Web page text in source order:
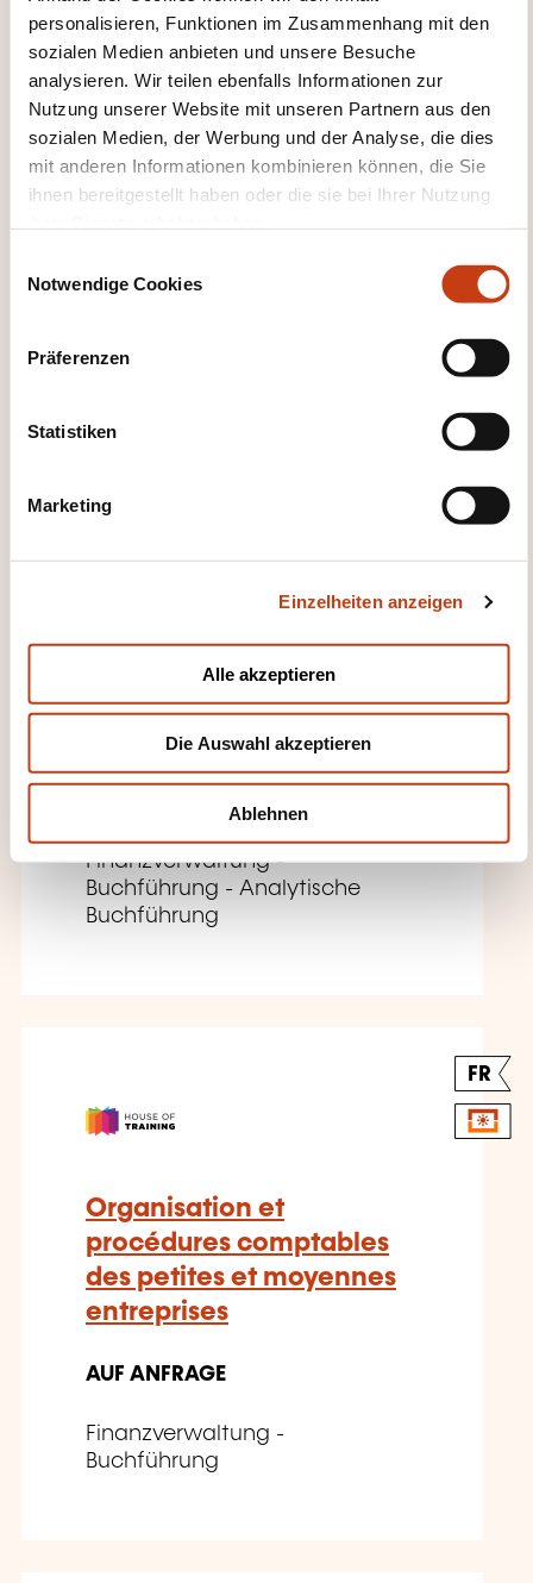
personalisieren, Funktionen im Zusammenhang mit den
sozialen Medien anbieten und unsere Besuche
analysieren. Wir teilen ebenfalls Informationen zur
Nutzung unserer Website mit unseren Partnern aus den
sozialen Medien, der Werbung und der Analyse, die dies
mit anderen Informationen kombinieren können, die Sie
ihnen bereitgestellt haben oder die sie bei Ihrer Nutzung
Notwendige Cookies
Präferenzen
Statistiken
Marketing
Einzelheiten anzeigen
Alle akzeptieren
Die Auswahl akzeptieren
Ablehnen
Trade Finance Applied to
Treasury - Advanced
Finanzverwaltung -
Finanzverwaltung
Comptabilité des produits
dérivés en pratique
Finanzverwaltung -
Buchführung - Analytische
Buchführung
FR
Organisation et
procédures comptables
des petites et moyennes
entreprises
AUF ANFRAGE
Finanzverwaltung -
Buchführung